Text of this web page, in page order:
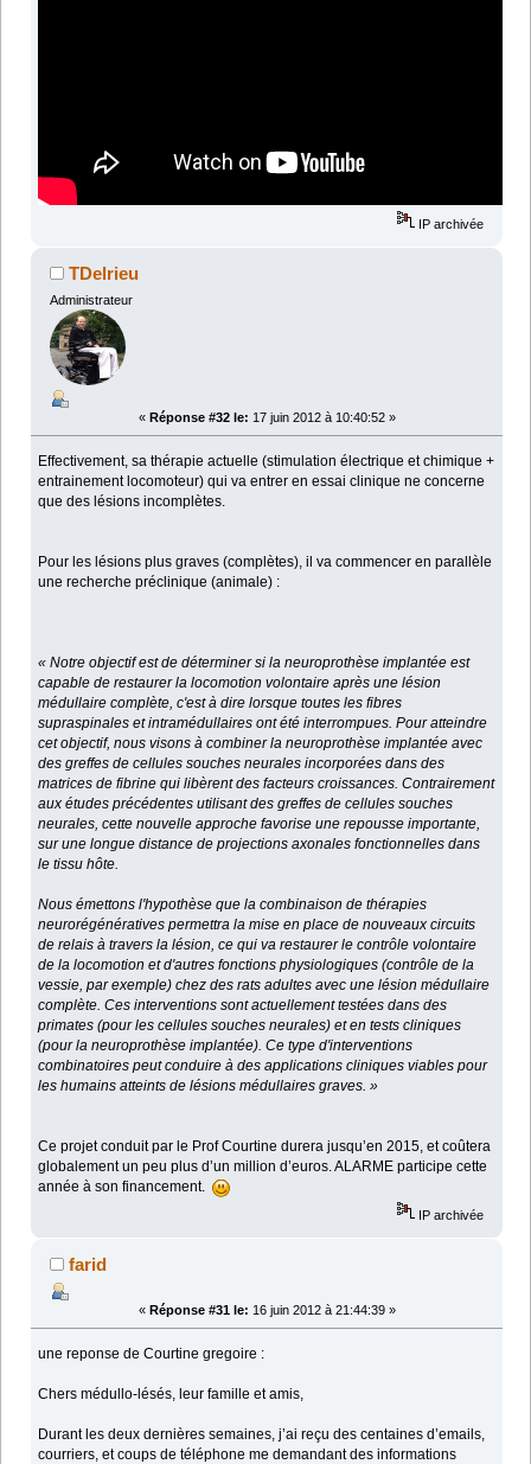
IP archivée
TDelrieu
Administrateur
« Réponse #32 le: 17 juin 2012 à 10:40:52 »
Effectivement, sa thérapie actuelle (stimulation électrique et chimique +
entrainement locomoteur) qui va entrer en essai clinique ne concerne
que des lésions incomplètes.
Pour les lésions plus graves (complètes), il va commencer en parallèle
une recherche préclinique (animale) :
« Notre objectif est de déterminer si la neuroprothèse implantée est
capable de restaurer la locomotion volontaire après une lésion
médullaire complète, c'est à dire lorsque toutes les fibres
supraspinales et intramédullaires ont été interrompues. Pour atteindre
cet objectif, nous visons à combiner la neuroprothèse implantée avec
des greffes de cellules souches neurales incorporées dans des
matrices de fibrine qui libèrent des facteurs croissances. Contrairement
aux études précédentes utilisant des greffes de cellules souches
neurales, cette nouvelle approche favorise une repousse importante,
sur une longue distance de projections axonales fonctionnelles dans
le tissu hôte.
Nous émettons l'hypothèse que la combinaison de thérapies
neurorégénératives permettra la mise en place de nouveaux circuits
de relais à travers la lésion, ce qui va restaurer le contrôle volontaire
de la locomotion et d'autres fonctions physiologiques (contrôle de la
vessie, par exemple) chez des rats adultes avec une lésion médullaire
complète. Ces interventions sont actuellement testées dans des
primates (pour les cellules souches neurales) et en tests cliniques
(pour la neuroprothèse implantée). Ce type d'interventions
combinatoires peut conduire à des applications cliniques viables pour
les humains atteints de lésions médullaires graves. »
Ce projet conduit par le Prof Courtine durera jusqu’en 2015, et coûtera
globalement un peu plus d’un million d’euros. ALARME participe cette
année à son financement.
IP archivée
farid
« Réponse #31 le: 16 juin 2012 à 21:44:39 »
une reponse de Courtine gregoire :
Chers médullo-lésés, leur famille et amis,
Durant les deux dernières semaines, j’ai reçu des centaines d’emails,
courriers, et coups de téléphone me demandant des informations